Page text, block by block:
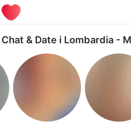
& Date i Lombardia -